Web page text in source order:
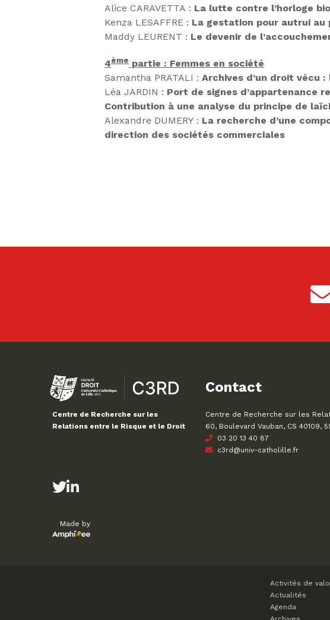
Alice CARAVETTA : La lutte contre l’horloge
Kenza LESAFFRE : La gestation pour autrui au
Maddy LEURENT : Le devenir de
4ème partie : Femmes en société
Samantha PRATALI : Archives d’un droit vécu
Léa JARDIN : Port de signes d’appartenance
Contribution à une analyse du principe de
Alexandre DUMERY : La recherche d’une
direction des sociétés commerciales
Centre de Recherche sur les
Relations entre le Risque et le Droit
Contact
Centre de Recherche sur les
60, Boulevard Vauban, CS 40109,
03 20 13 40 87
c3rd@univ-catholille.fr
Made by
Activités de
Actualités
Agenda